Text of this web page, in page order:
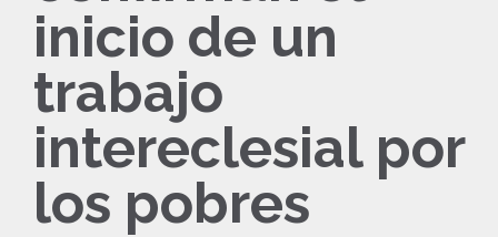
inicio de un
trabajo
intereclesial por
los pobres